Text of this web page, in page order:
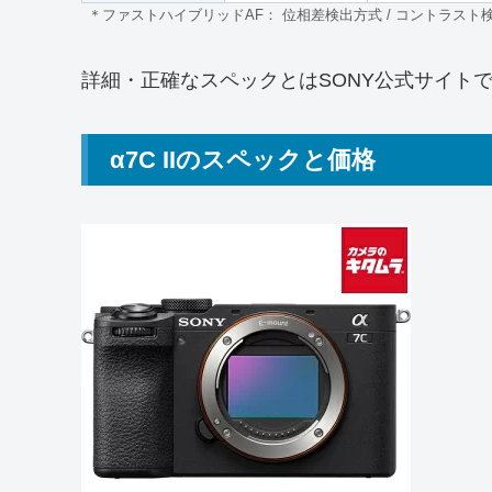
＊ファストハイブリッドAF： 位相差検出方式 / コントラスト
詳細・正確なスペックとはSONY公式サイトで
α7C IIのスペックと価格